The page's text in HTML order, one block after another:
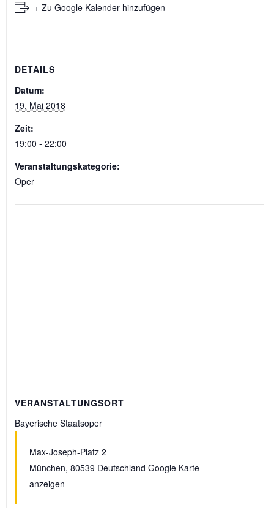
+ Zu Google Kalender hinzufügen
DETAILS
Datum:
19. Mai 2018
Zeit:
19:00 - 22:00
Veranstaltungskategorie:
Oper
VERANSTALTUNGSORT
Bayerische Staatsoper
Max-Joseph-Platz 2
München, 80539 Deutschland Google Karte
anzeigen